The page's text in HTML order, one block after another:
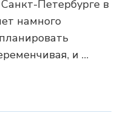
Петербурге в
намного
и …